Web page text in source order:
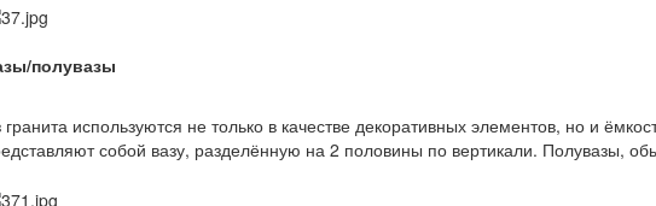
полувазы
гранита используются не только в качестве декоративных элементов, но и
собой вазу, разделённую на 2 половины по вертикали. Полувазы,